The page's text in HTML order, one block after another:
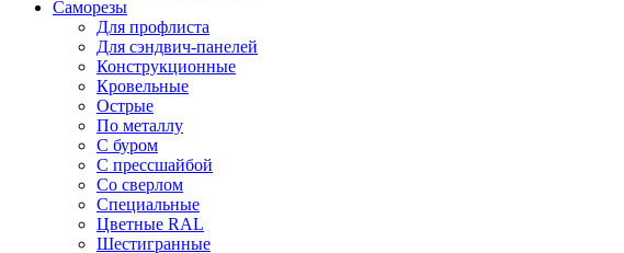
Саморезы
Для профлиста
Для сэндвич-панелей
Конструкционные
Кровельные
Острые
По металлу
С буром
С прессшайбой
Со сверлом
Специальные
Цветные RAL
Шестигранные